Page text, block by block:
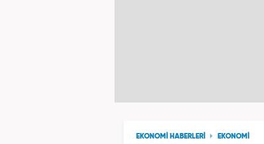
EKONOMİ HABERLERİ EKONOMİ